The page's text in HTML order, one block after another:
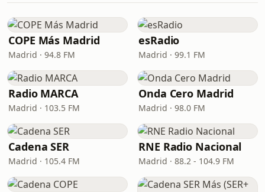
COPE Más Madrid
Madrid · 94.8 FM
esRadio
Madrid · 99.1 FM
Radio MARCA
Madrid · 103.5 FM
Onda Cero Madrid
Madrid · 98.0 FM
Cadena SER
Madrid · 105.4 FM
RNE Radio Nacional
Madrid · 88.2 - 104.9 FM